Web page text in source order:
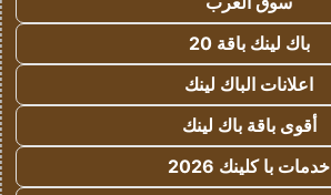
باك لينك باقة 20
اعلانات الباك لينك
أقوى باقة باك لينك
خدمات با كلينك 2026